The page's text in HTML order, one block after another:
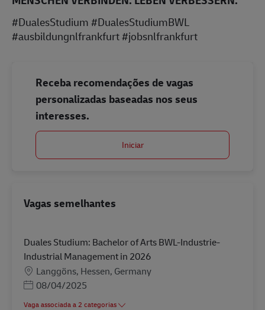
#DualesStudium #DualesStudiumBWL
#ausbildungnlfrankfurt #jobsnlfrankfurt
Receba recomendações de vagas
personalizadas baseadas nos seus
interesses.
Iniciar
Vagas semelhantes
Duales Studium: Bachelor of Arts BWL-Industrie-
Industrial Management in 2026
Localização
Langgöns, Hessen, Germany
Posted Date
08/04/2025
Vaga associada a 2 categorias